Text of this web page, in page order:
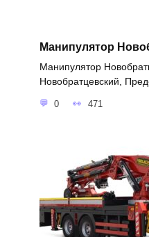
Манипулятор
Манипулятор
Новобратцевский,
0 471